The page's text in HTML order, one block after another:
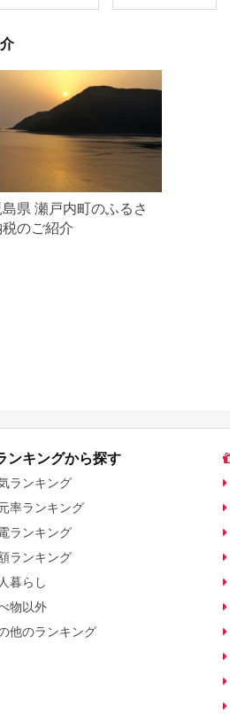
島県 瀬戸内町のふるさ
税のご紹介
ンキングから探す
ランキング
率ランキング
ランキング
ランキング
暮らし
物以外
他のランキング